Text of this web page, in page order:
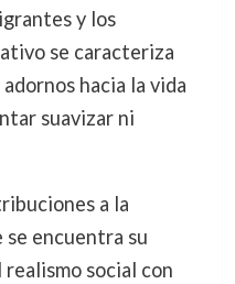
y los
se caracteriza
hacia la vida
suavizar ni
a la
encuentra su
social con